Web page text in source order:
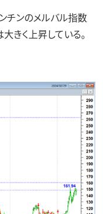
チンのメルバル指数
きく上昇している。